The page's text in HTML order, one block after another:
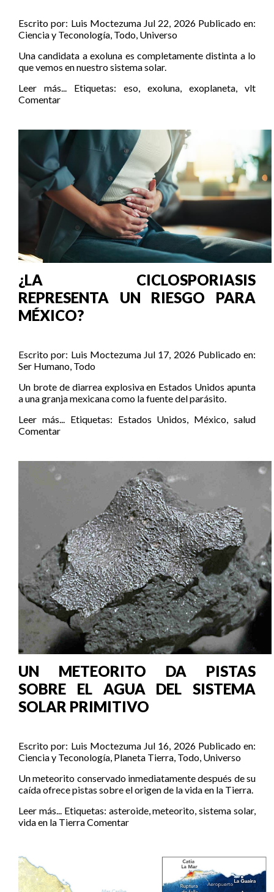
Escrito por: Luis Moctezuma Jul 22, 2026 Publicado en:
Ciencia y Teconología, Todo, Universo
Una candidata a exoluna es completamente distinta a lo
que vemos en nuestro sistema solar.
Leer más...
Etiquetas: eso, exoluna, exoplaneta, vlt
Comentar
¿LA CICLOSPORIASIS
REPRESENTA UN RIESGO PARA
MÉXICO?
Escrito por: Luis Moctezuma Jul 17, 2026 Publicado en:
Ser Humano, Todo
Un brote de diarrea explosiva en Estados Unidos apunta
a una granja mexicana como la fuente del parásito.
Leer más... Etiquetas: Estados Unidos, México,salud
Comentar
UN METEORITO DA PISTAS
SOBRE EL AGUA DEL SISTEMA
SOLAR PRIMITIVO
Escrito por: Luis Moctezuma Jul 16, 2026 Publicado en:
Ciencia y Teconología, Planeta Tierra, Todo, Universo
Un meteorito conservado inmediatamente después de su
caída ofrece pistas sobre el origen de la vida en la Tierra.
Leer más... Etiquetas: asteroide,meteorito,sistema solar,
vida en la TierraComentar